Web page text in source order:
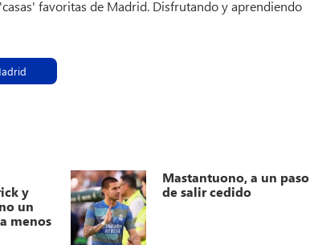
favoritas de Madrid. Disfrutando y aprendiendo
y
un
menos
Mastantuono, a un paso
de salir cedido